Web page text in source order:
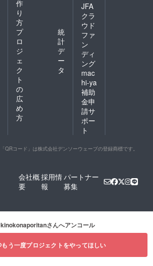
作
り
方
プ
ロ
ジ
ェ
ク
ト
の
広
め
方
統
計
デ
ー
タ
JFA
クラ
ウド
ファ
ン
ディ
ング
mac
hi-ya
補助
金申
請サ
ポー
ト
「QRコード」は株式会社デンソーウェーブの登録商標です。
会社概
要
採用情
報
パートナー
募集
kinokonaporitanさんへアンコール
もう一度プロジェクトをやってほしい